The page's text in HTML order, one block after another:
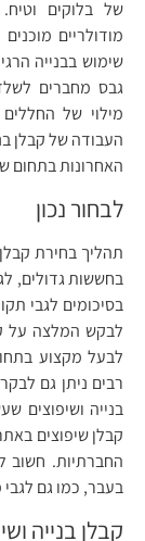
של בלוקים
מודולריים
שימוש בבנייה
גבס מחברים
מילוי של
העבודה של קבלן
האחרונות בתחום
לבחור נכון
תהליך בחירת
בחששות גדולים,
בסיכומים לגבי
לבקש המלצה על
לבעל מקצוע
רבים ניתן גם
בנייה ושיפוצים
קבלן שיפוצים
החברתיות. חשוב
בעבר, כמו גם
קבלן בנייה